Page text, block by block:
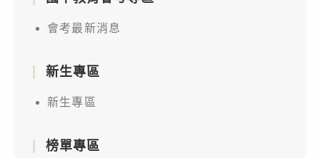
會考最新消息
新生專區
新生專區
榜單專區